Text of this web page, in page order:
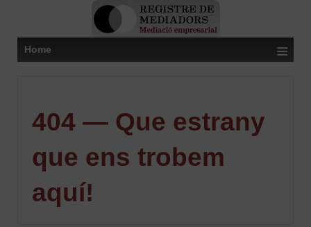
Home ≡
404 — Que estrany
que ens trobem
aquí!